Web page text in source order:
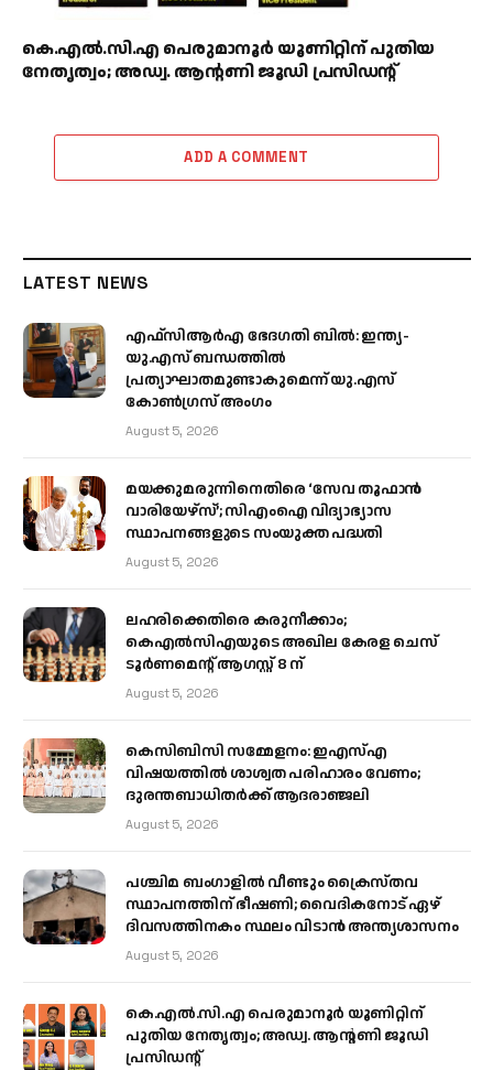
കെ.എൽ.സി.എ പെരുമാനൂർ യൂണിറ്റിന് പുതിയ
നേതൃത്വം; അഡ്വ. ആന്റണി ജൂഡി പ്രസിഡന്റ്
ADD A COMMENT
LATEST NEWS
എഫ്‌സിആർഎ ഭേദഗതി ബിൽ: ഇന്ത്യ-
യു.എസ് ബന്ധത്തിൽ
പ്രത്യാഘാതമുണ്ടാകുമെന്ന് യു.എസ്
കോൺഗ്രസ് അംഗം
August 5, 2026
മയക്കുമരുന്നിനെതിരെ ‘സേവ തൂഫാൻ
വാരിയേഴ്‌സ്’; സിഎംഐ വിദ്യാഭ്യാസ
സ്ഥാപനങ്ങളുടെ സംയുക്ത പദ്ധതി
August 5, 2026
ലഹരിക്കെതിരെ കരുനീക്കാം;
കെഎൽസിഎയുടെ അഖില കേരള ചെസ്
ടൂർണമെന്റ് ആഗസ്റ്റ് 8 ന്
August 5, 2026
കെസിബിസി സമ്മേളനം: ഇഎസ്എ
വിഷയത്തിൽ ശാശ്വത പരിഹാരം വേണം;
ദുരന്തബാധിതർക്ക് ആദരാഞ്ജലി
August 5, 2026
പശ്ചിമ ബംഗാളിൽ വീണ്ടും ക്രൈസ്തവ
സ്ഥാപനത്തിന് ഭീഷണി; വൈദികനോട് ഏഴ്
ദിവസത്തിനകം സ്ഥലം വിടാൻ അന്ത്യശാസനം
August 5, 2026
കെ.എൽ.സി.എ പെരുമാനൂർ യൂണിറ്റിന്
പുതിയ നേതൃത്വം; അഡ്വ. ആന്റണി ജൂഡി
പ്രസിഡന്റ്